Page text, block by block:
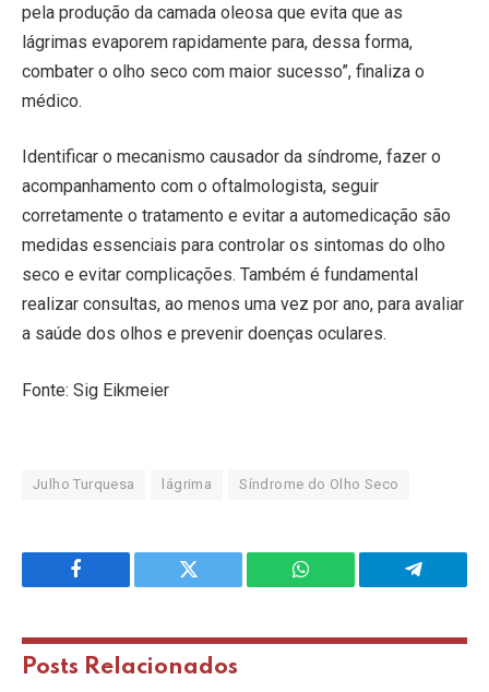
pela produção da camada oleosa que evita que as
lágrimas evaporem rapidamente para, dessa forma,
combater o olho seco com maior sucesso”, finaliza o
médico.
Identificar o mecanismo causador da síndrome, fazer o
acompanhamento com o oftalmologista, seguir
corretamente o tratamento e evitar a automedicação são
medidas essenciais para controlar os sintomas do olho
seco e evitar complicações. Também é fundamental
realizar consultas, ao menos uma vez por ano, para avaliar
a saúde dos olhos e prevenir doenças oculares.
Fonte: Sig Eikmeier
Julho Turquesa lágrima Síndrome do Olho Seco
Facebook Twitter WhatsApp Telegram
Posts Relacionados